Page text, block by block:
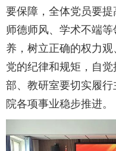
要保障，全体党员要提
师德师风、学术不端
养，树立正确的权力
党的纪律和规矩，自
部、教研室要切实履
院各项事业稳步推进。